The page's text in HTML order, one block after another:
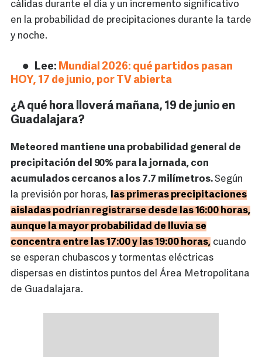
cálidas durante el día y un incremento significativo
en la probabilidad de precipitaciones durante la tarde
y noche.
Lee: Mundial 2026: qué partidos pasan
HOY, 17 de junio, por TV abierta
¿A qué hora lloverá mañana, 19 de junio en
Guadalajara?
Meteored mantiene una probabilidad general de
precipitación del 90% para la jornada, con
acumulados cercanos a los 7.7 milímetros.Según
la previsión por horas, las primeras precipitaciones
aisladas podrían registrarse desde las 16:00 horas,
aunque la mayor probabilidad de lluvia se
concentra entre las 17:00 y las 19:00 horas, cuando
se esperan chubascos y tormentas eléctricas
dispersas en distintos puntos del Área Metropolitana
de Guadalajara.